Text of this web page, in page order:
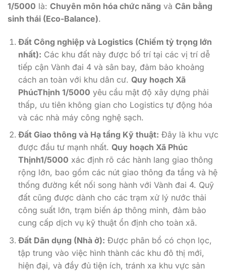
1/5000 là: Chuyên môn hóa chức năng và Cân bằng
sinh thái (Eco-Balance).
Đất Công nghiệp và Logistics (Chiếm tỷ trọng lớn
nhất): Các khu đất này được bố trí tại các vị trí dễ
tiếp cận Vành đai 4 và sân bay, đảm bảo khoảng
cách an toàn với khu dân cư. Quy hoạch Xã
PhúcThịnh 1/5000 yêu cầu mật độ xây dựng phải
thấp, ưu tiên không gian cho Logistics tự động hóa
và các nhà máy công nghệ sạch.
Đất Giao thông và Hạ tầng Kỹ thuật: Đây là khu vực
được đầu tư mạnh nhất. Quy hoạch Xã Phúc
Thịnh1/5000 xác định rõ các hành lang giao thông
rộng lớn, bao gồm các nút giao thông đa tầng và hệ
thống đường kết nối song hành với Vành đai 4. Quỹ
đất cũng được dành cho các trạm xử lý nước thải
công suất lớn, trạm biến áp thông minh, đảm bảo
cung cấp dịch vụ kỹ thuật ổn định cho toàn xã.
Đất Dân dụng (Nhà ở): Được phân bổ có chọn lọc,
tập trung vào việc hình thành các khu đô thị mới,
hiện đại, và đầy đủ tiện ích, tránh xa khu vực sản